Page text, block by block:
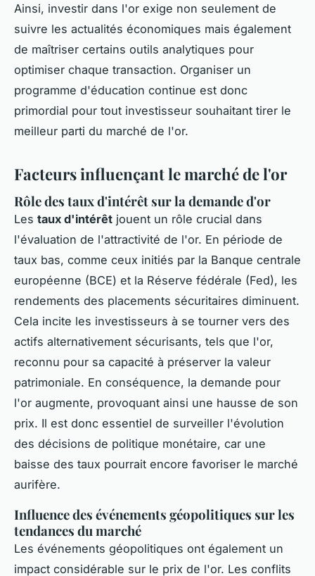
Ainsi, investir dans l'or exige non seulement de
suivre les actualités économiques mais également
de maîtriser certains outils analytiques pour
optimiser chaque transaction. Organiser un
programme d'éducation continue est donc
primordial pour tout investisseur souhaitant tirer le
meilleur parti du marché de l'or.
Facteurs influençant le marché de l'or
Rôle des taux d'intérêt sur la demande d'or
Les taux d'intérêt jouent un rôle crucial dans
l'évaluation de l'attractivité de l'or. En période de
taux bas, comme ceux initiés par la Banque centrale
européenne (BCE) et la Réserve fédérale (Fed), les
rendements des placements sécuritaires diminuent.
Cela incite les investisseurs à se tourner vers des
actifs alternativement sécurisants, tels que l'or,
reconnu pour sa capacité à préserver la valeur
patrimoniale. En conséquence, la demande pour
l'or augmente, provoquant ainsi une hausse de son
prix. Il est donc essentiel de surveiller l'évolution
des décisions de politique monétaire, car une
baisse des taux pourrait encore favoriser le marché
aurifère.
Influence des événements géopolitiques sur les
tendances du marché
Les événements géopolitiques ont également un
impact considérable sur le prix de l'or. Les conflits